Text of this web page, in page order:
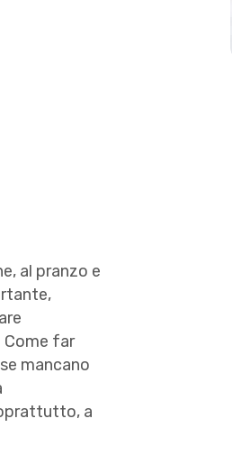
al pranzo e
Come far
mancano
a